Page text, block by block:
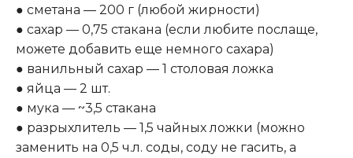
● сметана — 200 г (любой жирности)
● сахар — 0,75 стакана (если любите послаще,
можете добавить еще немного сахара)
● ванильный сахар — 1 столовая ложка
● яйца — 2 шт.
● мука — ~3,5 стакана
● разрыхлитель — 1,5 чайных ложки (можно
заменить на 0,5 ч.л. соды, соду не гасить, а